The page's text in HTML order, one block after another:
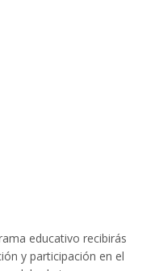
educativo recibirás
y participación en el